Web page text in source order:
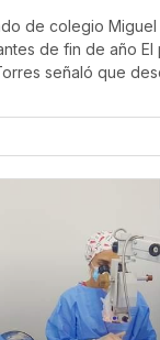
de colegio Miguel
de fin de año El
señaló que